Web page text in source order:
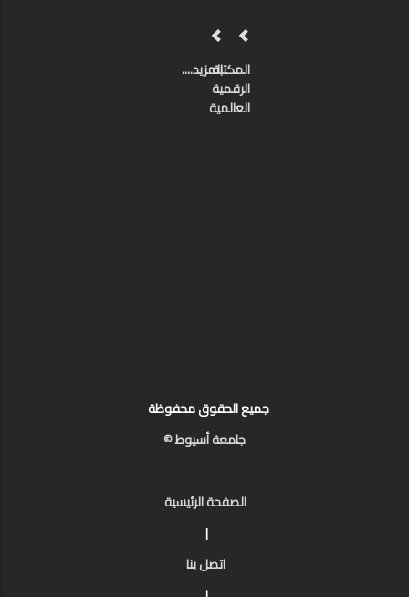
المكتبة
الرقمية
العالمية
المزيد....
جميع الحقوق محفوظة
جامعة أسيوط ©
الصفحة الرئيسية
|
اتصل بنا